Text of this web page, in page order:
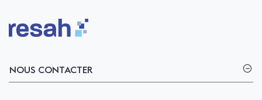
Logo Resah
NOUS CONTACTER